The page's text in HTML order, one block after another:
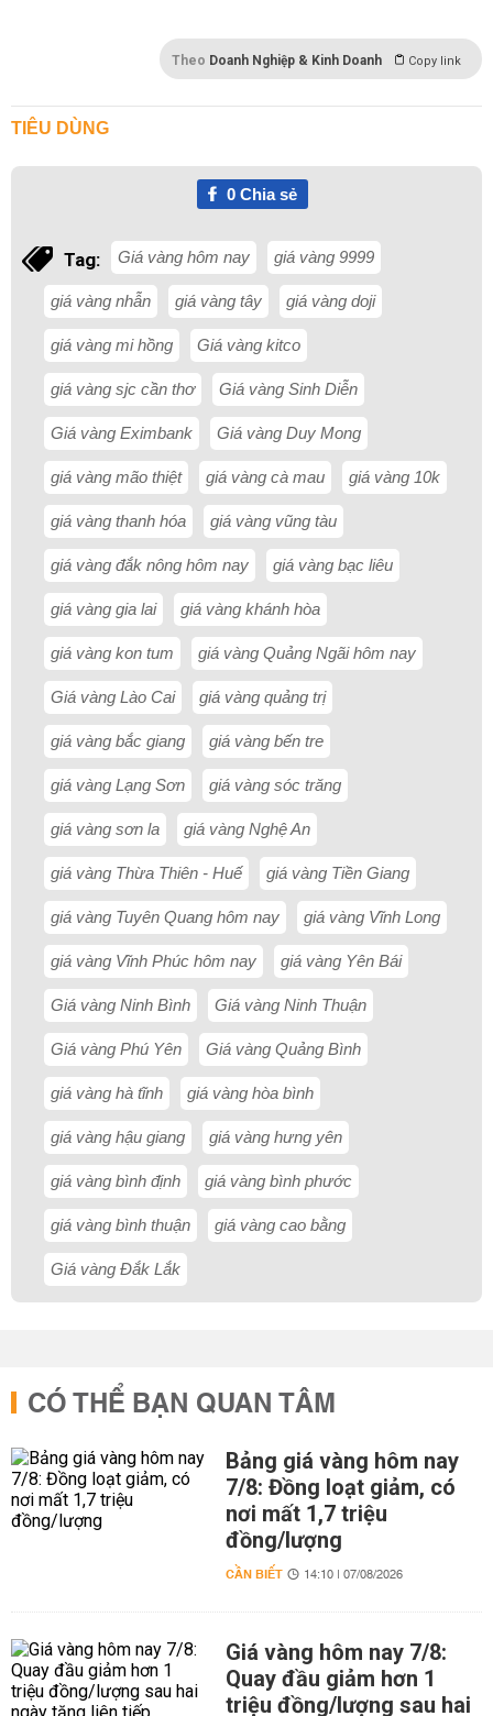
Theo Doanh Nghiệp & Kinh Doanh Copy link
TIÊU DÙNG
0Chia sẻ
Tag: Giá vàng hôm nay giá vàng 9999
giá vàng nhẫn giá vàng tây giá vàng doji
giá vàng mi hồng Giá vàng kitco
giá vàng sjc cần thơ Giá vàng Sinh Diễn
Giá vàng Eximbank Giá vàng Duy Mong
giá vàng mão thiệt giá vàng cà mau giá vàng 10k
giá vàng thanh hóa giá vàng vũng tàu
giá vàng đắk nông hôm nay giá vàng bạc liêu
giá vàng gia lai giá vàng khánh hòa
giá vàng kon tum giá vàng Quảng Ngãi hôm nay
Giá vàng Lào Cai giá vàng quảng trị
giá vàng bắc giang giá vàng bến tre
giá vàng Lạng Sơn giá vàng sóc trăng
giá vàng sơn la giá vàng Nghệ An
giá vàng Thừa Thiên - Huế giá vàng Tiền Giang
giá vàng Tuyên Quang hôm nay giá vàng Vĩnh Long
giá vàng Vĩnh Phúc hôm nay giá vàng Yên Bái
Giá vàng Ninh Bình Giá vàng Ninh Thuận
Giá vàng Phú Yên Giá vàng Quảng Bình
giá vàng hà tĩnh giá vàng hòa bình
giá vàng hậu giang giá vàng hưng yên
giá vàng bình định giá vàng bình phước
giá vàng bình thuận giá vàng cao bằng
Giá vàng Đắk Lắk
CÓ THỂ BẠN QUAN TÂM
Bảng giá vàng hôm nay
7/8: Đồng loạt giảm, có
nơi mất 1,7 triệu
đồng/lượng
CẦN BIẾT 14:10 | 07/08/2026
Giá vàng hôm nay 7/8:
Quay đầu giảm hơn 1
triệu đồng/lượng sau hai